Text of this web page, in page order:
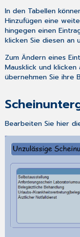
In den Tabellen
Hinzufügen eine
hingegen einen
klicken Sie diesen
Zum Ändern eines
Mausklick und
übernehmen Sie ihre
Bearbeiten Sie hier